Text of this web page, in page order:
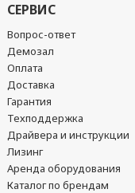
СЕРВИС
Вопрос-ответ
Демозал
Оплата
Доставка
Гарантия
Техподдержка
Драйвера и инструкции
Лизинг
Аренда оборудования
Каталог по брендам